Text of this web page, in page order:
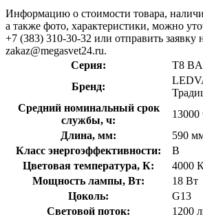
Информацию о стоимости товара,
а также фото, характеристики, можно
+7 (383) 310-30-32 или отправить заявку
zakaz@megasvet24.ru.
Серия:
T8
Бренд:
Средний номинальный срок
службы, ч:
13000
Длина, мм:
590
Класс энергоэффективности:
B
Цветовая температура, К:
4000
Мощность лампы, Вт:
18 Вт
Цоколь:
G13
Световой поток:
1200